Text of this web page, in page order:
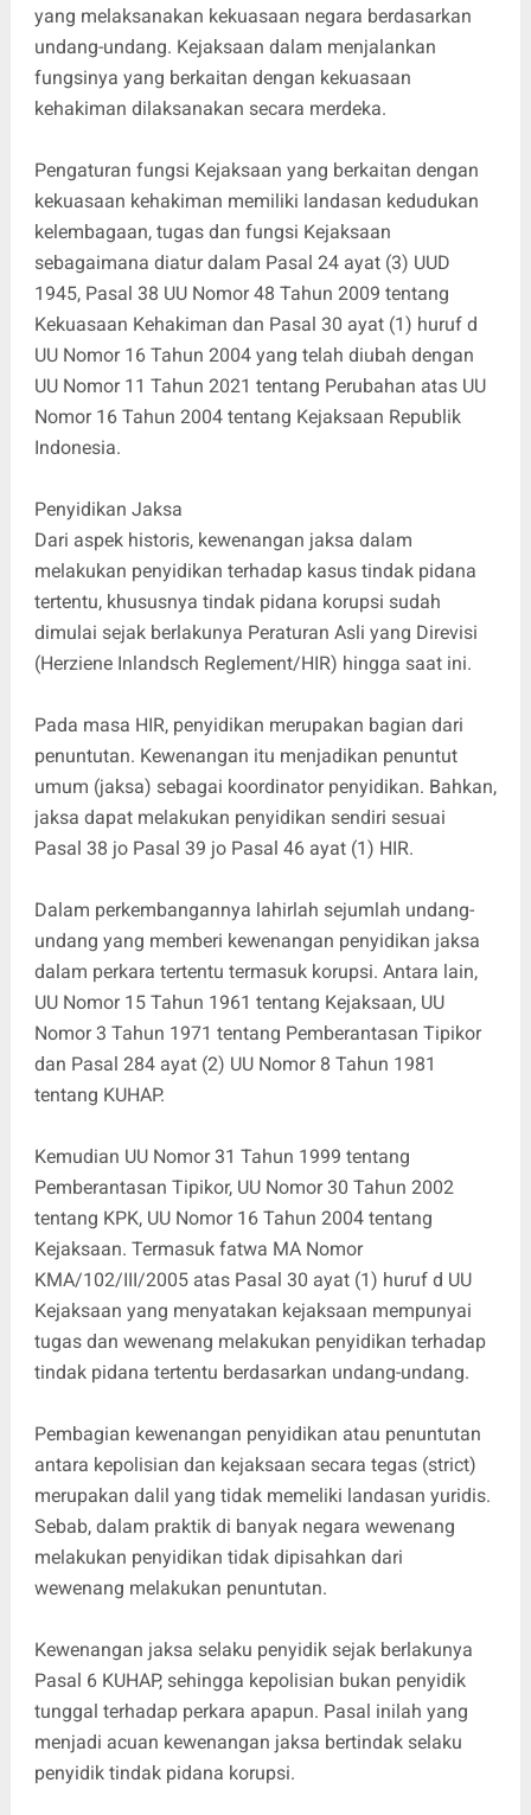
yang melaksanakan kekuasaan negara berdasarkan
undang-undang. Kejaksaan dalam menjalankan
fungsinya yang berkaitan dengan kekuasaan
kehakiman dilaksanakan secara merdeka.
Pengaturan fungsi Kejaksaan yang berkaitan dengan
kekuasaan kehakiman memiliki landasan kedudukan
kelembagaan, tugas dan fungsi Kejaksaan
sebagaimana diatur dalam Pasal 24 ayat (3) UUD
1945, Pasal 38 UU Nomor 48 Tahun 2009 tentang
Kekuasaan Kehakiman dan Pasal 30 ayat (1) huruf d
UU Nomor 16 Tahun 2004 yang telah diubah dengan
UU Nomor 11 Tahun 2021 tentang Perubahan atas UU
Nomor 16 Tahun 2004 tentang Kejaksaan Republik
Indonesia.
Penyidikan Jaksa
Dari aspek historis, kewenangan jaksa dalam
melakukan penyidikan terhadap kasus tindak pidana
tertentu, khususnya tindak pidana korupsi sudah
dimulai sejak berlakunya Peraturan Asli yang Direvisi
(Herziene Inlandsch Reglement/HIR) hingga saat ini.
Pada masa HIR, penyidikan merupakan bagian dari
penuntutan. Kewenangan itu menjadikan penuntut
umum (jaksa) sebagai koordinator penyidikan. Bahkan,
jaksa dapat melakukan penyidikan sendiri sesuai
Pasal 38 jo Pasal 39 jo Pasal 46 ayat (1) HIR.
Dalam perkembangannya lahirlah sejumlah undang-
undang yang memberi kewenangan penyidikan jaksa
dalam perkara tertentu termasuk korupsi. Antara lain,
UU Nomor 15 Tahun 1961 tentang Kejaksaan, UU
Nomor 3 Tahun 1971 tentang Pemberantasan Tipikor
dan Pasal 284 ayat (2) UU Nomor 8 Tahun 1981
tentang KUHAP.
Kemudian UU Nomor 31 Tahun 1999 tentang
Pemberantasan Tipikor, UU Nomor 30 Tahun 2002
tentang KPK, UU Nomor 16 Tahun 2004 tentang
Kejaksaan. Termasuk fatwa MA Nomor
KMA/102/III/2005 atas Pasal 30 ayat (1) huruf d UU
Kejaksaan yang menyatakan kejaksaan mempunyai
tugas dan wewenang melakukan penyidikan terhadap
tindak pidana tertentu berdasarkan undang-undang.
Pembagian kewenangan penyidikan atau penuntutan
antara kepolisian dan kejaksaan secara tegas (strict)
merupakan dalil yang tidak memeliki landasan yuridis.
Sebab, dalam praktik di banyak negara wewenang
melakukan penyidikan tidak dipisahkan dari
wewenang melakukan penuntutan.
Kewenangan jaksa selaku penyidik sejak berlakunya
Pasal 6 KUHAP, sehingga kepolisian bukan penyidik
tunggal terhadap perkara apapun. Pasal inilah yang
menjadi acuan kewenangan jaksa bertindak selaku
penyidik tindak pidana korupsi.